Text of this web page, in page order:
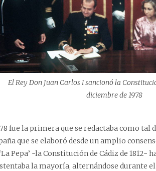
El Rey Don Juan Carlos I sancionó la
diciembre de 1978
fue la primera que se redactaba como tal
que se elaboró desde un amplio
Pepa’ -la Constitución de Cádiz de 1812-
la mayoría, alternándose durante